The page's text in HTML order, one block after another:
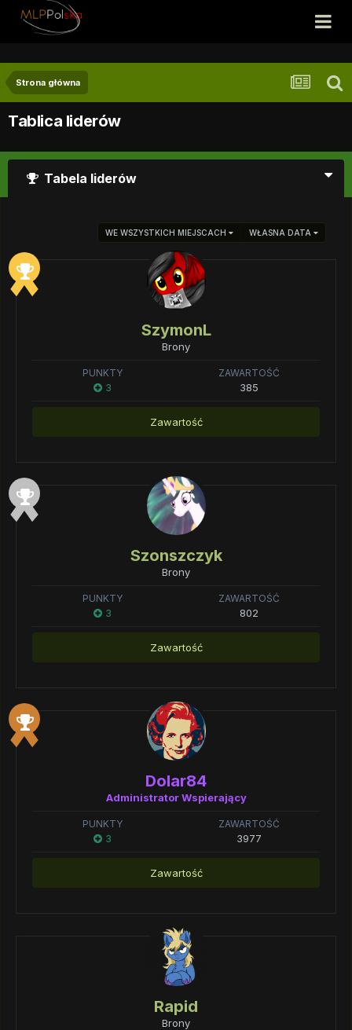
Strona główna
Tablica liderów
Tabela liderów
WE WSZYSTKICH MIEJSCACH WŁASNA DATA
SzymonL
Brony
PUNKTY
3
ZAWARTOŚĆ
385
Zawartość
Szonszczyk
Brony
PUNKTY
3
ZAWARTOŚĆ
802
Zawartość
Dolar84
Administrator Wspierający
PUNKTY
3
ZAWARTOŚĆ
3977
Zawartość
Rapid
Brony